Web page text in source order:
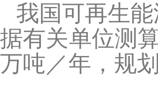
我国可再生
据有关单位测
万吨／年，规